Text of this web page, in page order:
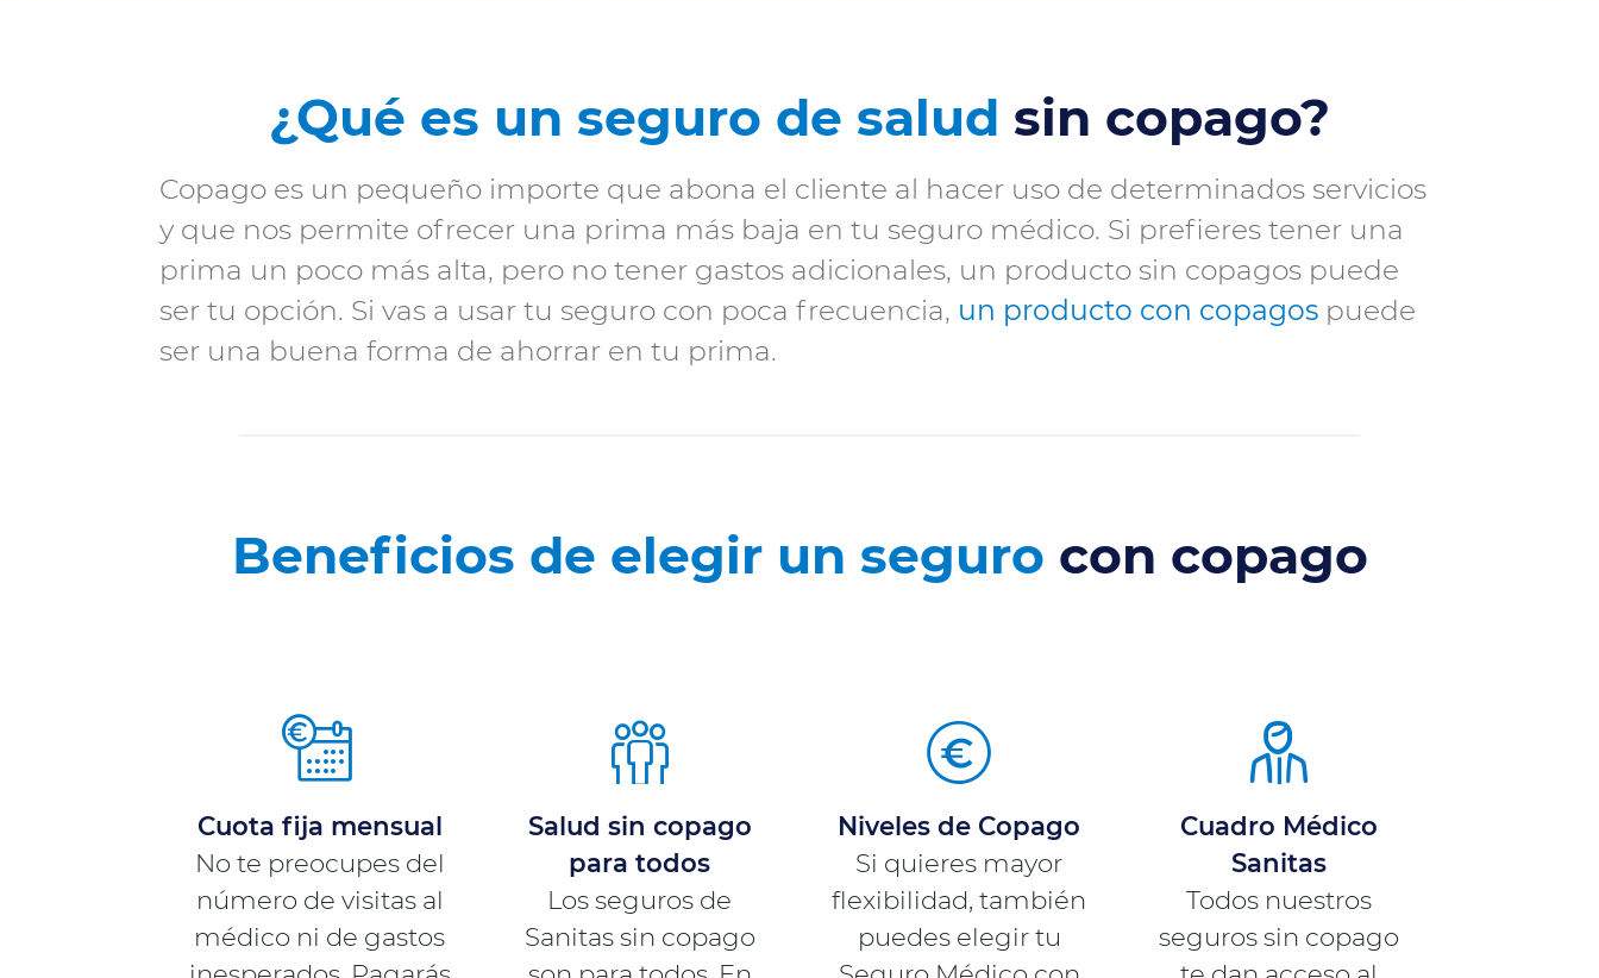
Carencias
Preexistencias
Videoconsulta
¿Qué es un seguro de salud sin copago?
Copago es un pequeño importe que abona el cliente al hacer uso de determinados servicios
y que nos permite ofrecer una prima más baja en tu seguro médico. Si prefieres tener una
prima un poco más alta, pero no tener gastos adicionales, un producto sin copagos puede
ser tu opción. Si vas a usar tu seguro con poca frecuencia, un producto con copagos puede
ser una buena forma de ahorrar en tu prima.
Beneficios de elegir un seguro con copago
Cuota fija mensual
No te preocupes del
número de visitas al
médico ni de gastos
Salud sin copago
para todos
Los seguros de
Sanitas sin copago
Niveles de Copago
Si quieres mayor
flexibilidad, también
puedes elegir tu
Cuadro Médico
Sanitas
Todos nuestros
seguros sin copago